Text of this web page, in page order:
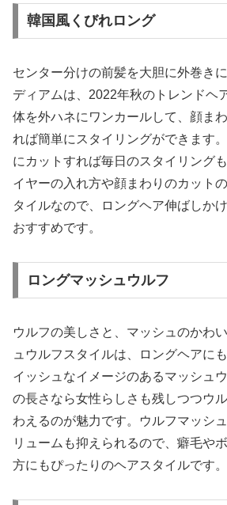
韓国風くびれロング
センター分けの前髪を大胆に外巻き
ディアムは、2022年秋のトレンドヘ
体を外ハネにワンカールして、顔ま
れば簡単にスタイリングができます
にカットすれば毎日のスタイリング
イヤーの入れ方や顔まわりのカット
タイルなので、ロングヘア伸ばしか
おすすめです。
ロングマッシュウルフ
ウルフの美しさと、マッシュのかわ
ュウルフスタイルは、ロングヘアに
イッシュなイメージのあるマッシュ
の長さなら女性らしさも残しつつウ
わえるのが魅力です。ウルフマッシ
リュームも抑えられるので、癖毛や
方にもぴったりのヘアスタイルです。